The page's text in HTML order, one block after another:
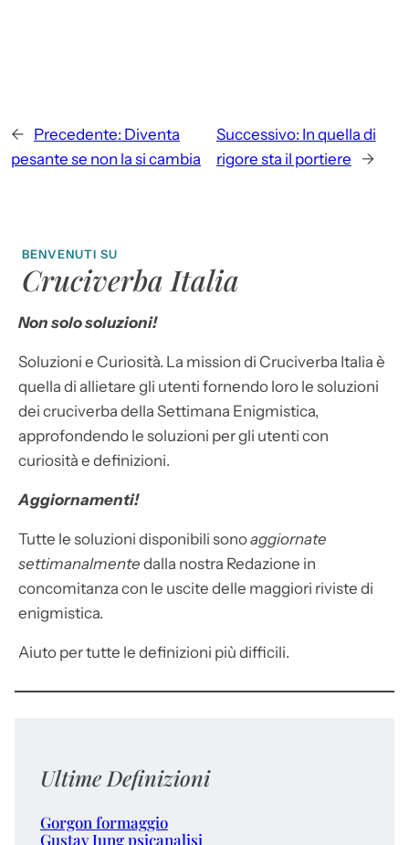
← Precedente: Diventa
pesante se non la si cambia
Successivo: In quella di
rigore sta il portiere
→
BENVENUTI SU
Cruciverba Italia
Non solo soluzioni!
Soluzioni e Curiosità. La mission di Cruciverba Italia è
quella di allietare gli utenti fornendo loro le soluzioni
dei cruciverba della Settimana Enigmistica,
approfondendo le soluzioni per gli utenti con
curiosità e definizioni.
Aggiornamenti!
Tutte le soluzioni disponibili sonoaggiornate
settimanalmente dalla nostra Redazione in
concomitanza con le uscite delle maggiori riviste di
enigmistica.
Aiuto per tutte le definizioni più difficili.
Ultime Definizioni
Gorgon formaggio
Gustav Jung psicanalisi